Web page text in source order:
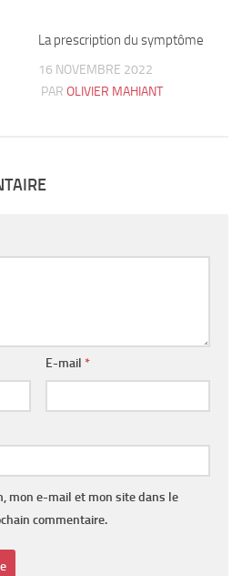
La prescription du symptôme
16 NOVEMBRE 2022
PAR OLIVIER MAHIANT
E-mail *
mon e-mail et mon site dans le
commentaire.